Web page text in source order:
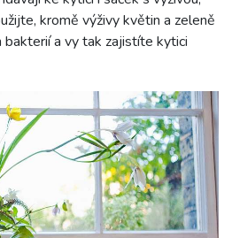
kromě výživy květin a zeleně
bakterií a vy tak zajistíte kytici